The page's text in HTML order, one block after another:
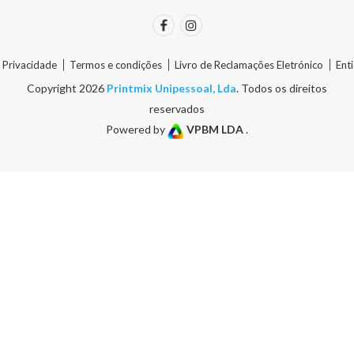
Termos e condições Livro de Reclamações Eletrónico
Copyright 2026 Printmix Unipessoal, Lda. Todos os direitos
reservados
Powered by
VPBM LDA .